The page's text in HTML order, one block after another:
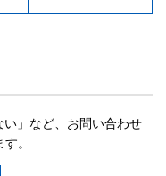
い」など、お問い合わせ
。